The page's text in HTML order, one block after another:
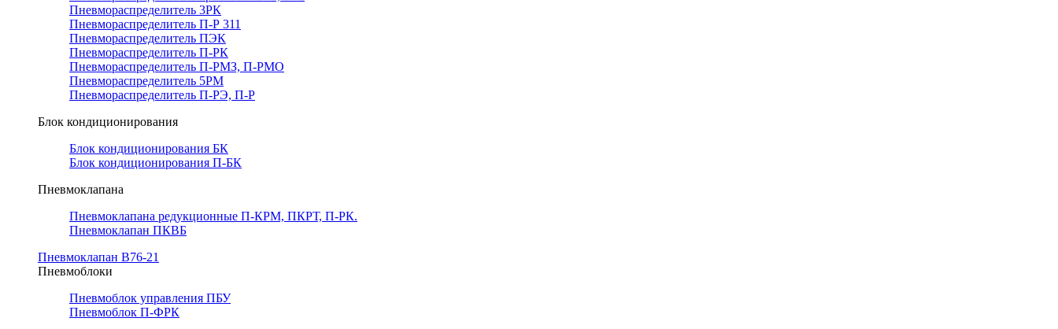
Пневмораспределитель 3РК
Пневмораспределитель П-Р 311
Пневмораспределитель ПЭК
Пневмораспределитель П-РК
Пневмораспределитель П-РМЗ, П-РМО
Пневмораспределитель 5РМ
Пневмораспределитель П-РЭ, П-Р
Блок кондиционирования
Блок кондиционирования БК
Блок кондиционирования П-БК
Пневмоклапана
Пневмоклапана редукционные П-КРМ, ПКРТ, П-РК.
Пневмоклапан ПКВБ
Пневмоклапан В76-21
Пневмоблоки
Пневмоблок управления ПБУ
Пневмоблок П-ФРК